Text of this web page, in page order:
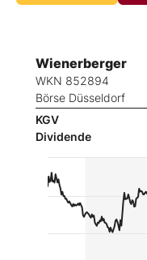
Wienerberger
WKN 852894
Börse Düsseldorf
KGV
Dividende